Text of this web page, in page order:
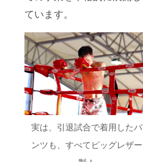
ています。
実は、引退試合で着用したパ
ンツも、すべてピッグレザー